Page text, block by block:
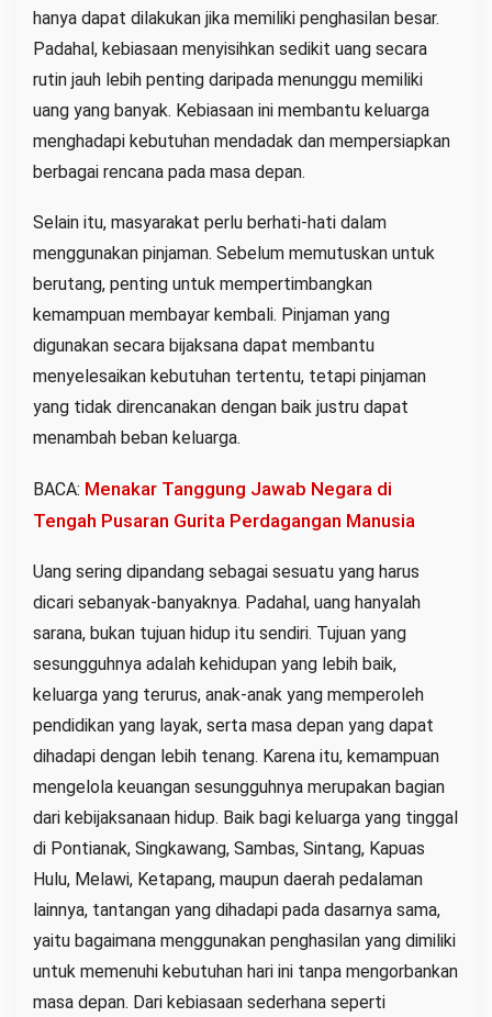
hanya dapat dilakukan jika memiliki penghasilan besar.
Padahal, kebiasaan menyisihkan sedikit uang secara
rutin jauh lebih penting daripada menunggu memiliki
uang yang banyak. Kebiasaan ini membantu keluarga
menghadapi kebutuhan mendadak dan mempersiapkan
berbagai rencana pada masa depan.
Selain itu, masyarakat perlu berhati-hati dalam
menggunakan pinjaman. Sebelum memutuskan untuk
berutang, penting untuk mempertimbangkan
kemampuan membayar kembali. Pinjaman yang
digunakan secara bijaksana dapat membantu
menyelesaikan kebutuhan tertentu, tetapi pinjaman
yang tidak direncanakan dengan baik justru dapat
menambah beban keluarga.
BACA: Menakar Tanggung Jawab Negara di
Tengah Pusaran Gurita Perdagangan Manusia
Uang sering dipandang sebagai sesuatu yang harus
dicari sebanyak-banyaknya. Padahal, uang hanyalah
sarana, bukan tujuan hidup itu sendiri. Tujuan yang
sesungguhnya adalah kehidupan yang lebih baik,
keluarga yang terurus, anak-anak yang memperoleh
pendidikan yang layak, serta masa depan yang dapat
dihadapi dengan lebih tenang. Karena itu, kemampuan
mengelola keuangan sesungguhnya merupakan bagian
dari kebijaksanaan hidup. Baik bagi keluarga yang tinggal
di Pontianak, Singkawang, Sambas, Sintang, Kapuas
Hulu, Melawi, Ketapang, maupun daerah pedalaman
lainnya, tantangan yang dihadapi pada dasarnya sama,
yaitu bagaimana menggunakan penghasilan yang dimiliki
untuk memenuhi kebutuhan hari ini tanpa mengorbankan
masa depan. Dari kebiasaan sederhana seperti